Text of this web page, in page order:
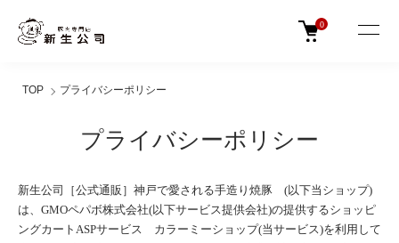
0
TOP プライバシーポリシー
プライバシーポリシー
新生公司［公式通販］神戸で愛される手造り焼豚 (以下当ショップ)
は、 GMOペパボ株式会社(以下サービス提供会社)の提供するショッピ
ングカートASPサービス カラーミーショップ(当サービス)を利用して